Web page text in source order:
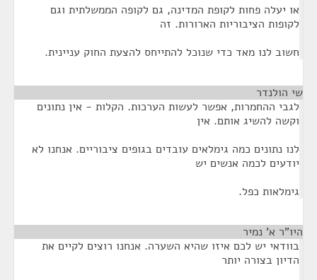
או יעלה פחות לקופת המדינה, גם לקופה הממשלתית וגם
לקופות הציבוריות הארורות. זה
חשוב לנו מאד כדי שנוכל להתייחס להצעת החוק עניינית.
שי הולנדר
לגבי ההחמרות, אפשר לעשות הערכות. הקלות - אין נתונים
וקשה להשיג אותם. אין
לנו נתונים כמה גימלאים עובדים בגופים ציבוריים. אנחנו לא
יודעים לכמה אנשים יש
גימלאות כפל.
היו"ר א' נמיר
בוודאי יש לכם איזו שהיא השערה. אנחנו רוצים לקיים את
הדיון בצורה יותר